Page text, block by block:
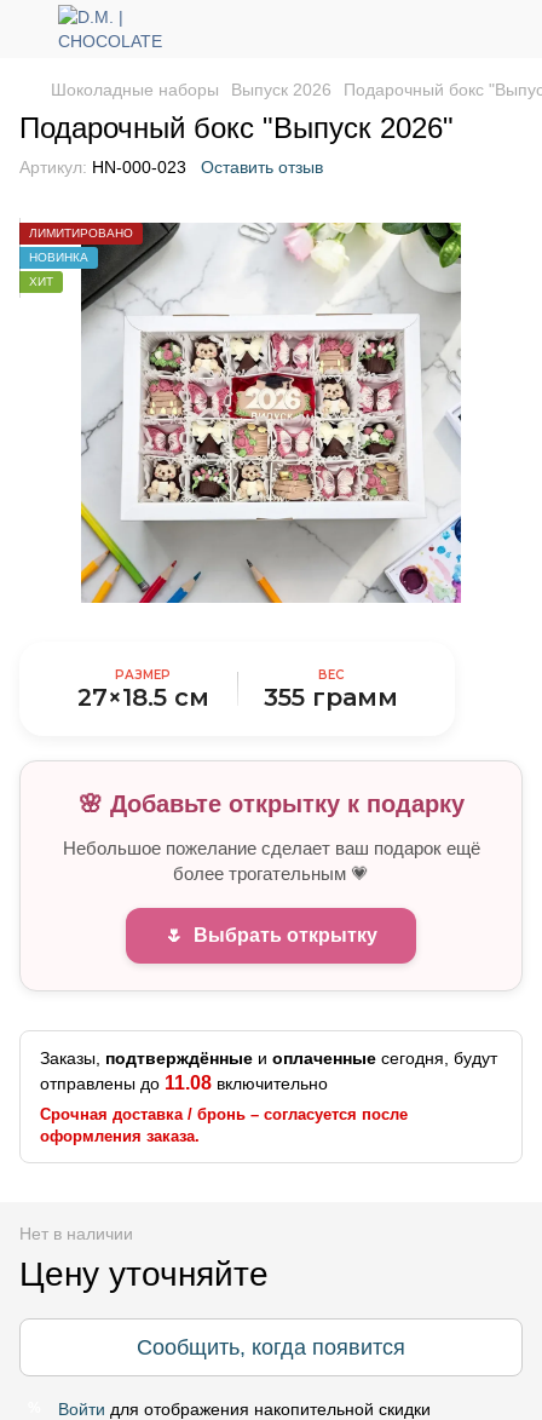
Шоколадные наборы Выпуск 2026 Подарочный бокс
Подарочный бокс "Выпуск 2026"
Артикул: HN-000-023 Оставить отзыв
ЛИМИТИРОВАНО
НОВИНКА
ХИТ
РАЗМЕР
27×18.5 см
ВЕС
355 грамм
🌸 Добавьте открытку к подарку
Небольшое пожелание сделает ваш подарок ещё
более трогательным 💗
🌷 Выбрать открытку
Заказы, подтверждённые и оплаченные сегодня, будут
отправлены до 11.08 включительно
Срочная доставка / бронь – согласуется после
оформления заказа.
Нет в наличии
Цену уточняйте
Сообщить, когда появится
Войти для отображения накопительной скидки